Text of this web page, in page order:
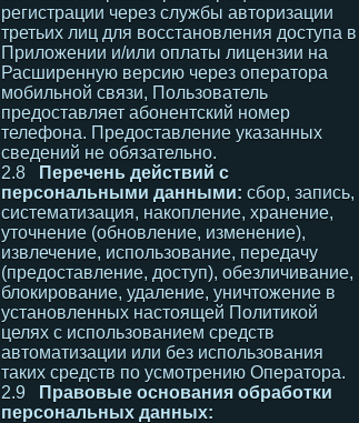
регистрации через службы авторизации
третьих лиц для восстановления доступа в
Приложении и/или оплаты лицензии на
Расширенную версию через оператора
мобильной связи, Пользователь
предоставляет абонентский номер
телефона. Предоставление указанных
сведений не обязательно.
Перечень действий с
персональными данными: сбор, запись,
систематизация, накопление, хранение,
уточнение (обновление, изменение),
извлечение, использование, передачу
(предоставление, доступ), обезличивание,
блокирование, удаление, уничтожение в
установленных настоящей Политикой
целях с использованием средств
автоматизации или без использования
таких средств по усмотрению Оператора.
Правовые основания обработки
персональных данных: